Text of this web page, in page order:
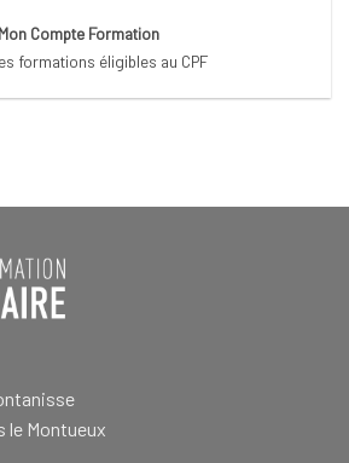
Mon Compte Formation
formations éligibles au CPF
le Montueux